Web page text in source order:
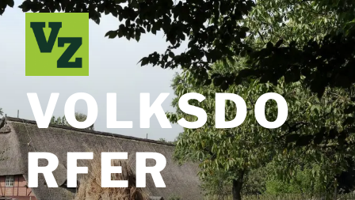
Zum
Inhalt
springen
VOLKSDO
RFER